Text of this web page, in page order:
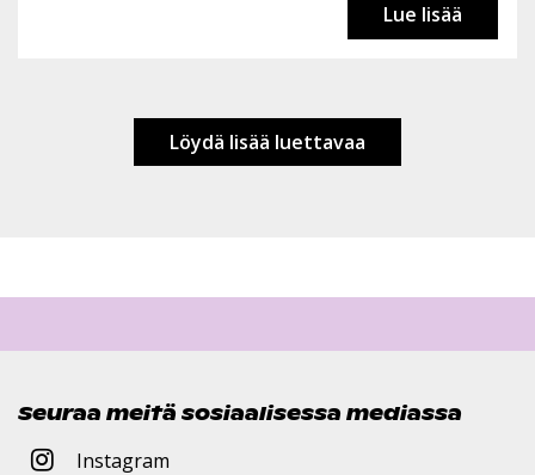
Lue lisää
Löydä lisää luettavaa
Seuraa meitä sosiaalisessa mediassa
Instagram